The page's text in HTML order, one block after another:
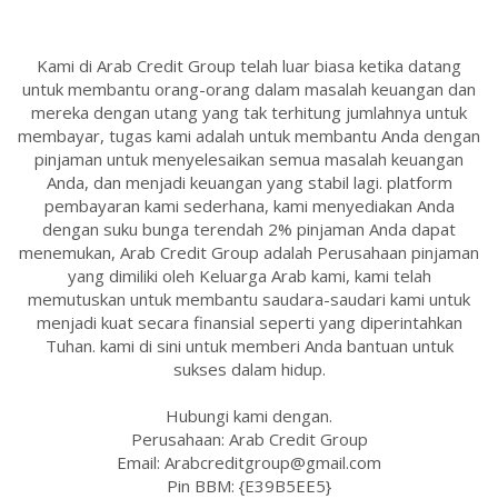
Kami di Arab Credit Group telah luar biasa ketika datang
untuk membantu orang-orang dalam masalah keuangan dan
mereka dengan utang yang tak terhitung jumlahnya untuk
membayar, tugas kami adalah untuk membantu Anda dengan
pinjaman untuk menyelesaikan semua masalah keuangan
Anda, dan menjadi keuangan yang stabil lagi. platform
pembayaran kami sederhana, kami menyediakan Anda
dengan suku bunga terendah 2% pinjaman Anda dapat
menemukan, Arab Credit Group adalah Perusahaan pinjaman
yang dimiliki oleh Keluarga Arab kami, kami telah
memutuskan untuk membantu saudara-saudari kami untuk
menjadi kuat secara finansial seperti yang diperintahkan
Tuhan. kami di sini untuk memberi Anda bantuan untuk
sukses dalam hidup.
Hubungi kami dengan.
Perusahaan: Arab Credit Group
Email: Arabcreditgroup@gmail.com
Pin BBM: {E39B5EE5}